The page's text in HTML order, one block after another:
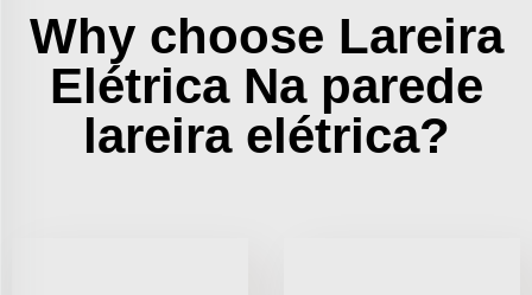
Why choose Lareira
Elétrica Na parede
lareira elétrica?